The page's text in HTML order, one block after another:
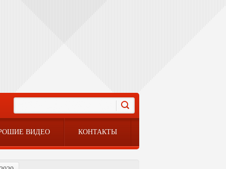
ВИДЕО КОНТАКТЫ